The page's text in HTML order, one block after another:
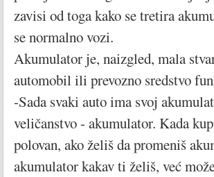
zavisi od toga kako se tretira
se normalno vozi.
Akumulator je, naizgled, mala
automobil ili prevozno sredstvo
-Sada svaki auto ima svoj
veličanstvo - akumulator. Kada
polovan, ako želiš da promeniš
akumulator kakav ti želiš, već